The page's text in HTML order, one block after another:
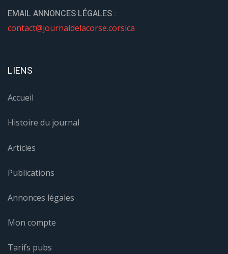
EMAIL ANNONCES LÉGALES :
contact@journaldelacorse.corsica
LIENS
Accueil
Histoire du journal
Articles
Publications
Annonces légales
Mon compte
Tarifs pubs